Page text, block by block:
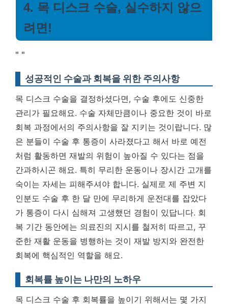
4. 목 디스크 수술, 실수하지 않으
려면!
" "
성공적인 수술과 회복을 위한 주의사항
목 디스크 수술을 결정하셨다면, 수술 후에도 신중한
관리가 필요해요. 수술 자체만큼이나 중요한 것이 바로
회복 과정에서의 주의사항을 잘 지키는 것이랍니다. 많
은 분들이 수술 후 통증이 사라졌다고 해서 바로 예전
처럼 활동하면 재발의 위험이 높아질 수 있다는 점을
간과하시곤 해요. 특히 무리한 운동이나 장시간 고개를
숙이는 자세는 피해주셔야 합니다. 실제로 제 주변 지
인분도 수술 후 한 달 만에 무리하게 운전대를 잡았다
가 통증이 다시 심해져 고생했던 경험이 있답니다. 회
복 기간 동안에는 의료진의 지시를 철저히 따르고, 꾸
준한 재활 운동을 병행하는 것이 재발 방지와 완전한
회복에 핵심적인 역할을 해요.
회복률 높이는 나만의 노하우
목 디스크 수술 후 회복률을 높이기 위해서는 몇 가지